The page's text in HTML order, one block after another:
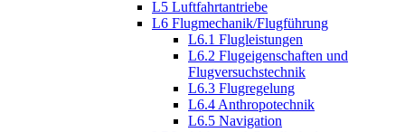
L5 Luftfahrtantriebe
L6 Flugmechanik/Flugführung
L6.1 Flugleistungen
L6.2 Flugeigenschaften und
Flugversuchstechnik
L6.3 Flugregelung
L6.4 Anthropotechnik
L6.5 Navigation